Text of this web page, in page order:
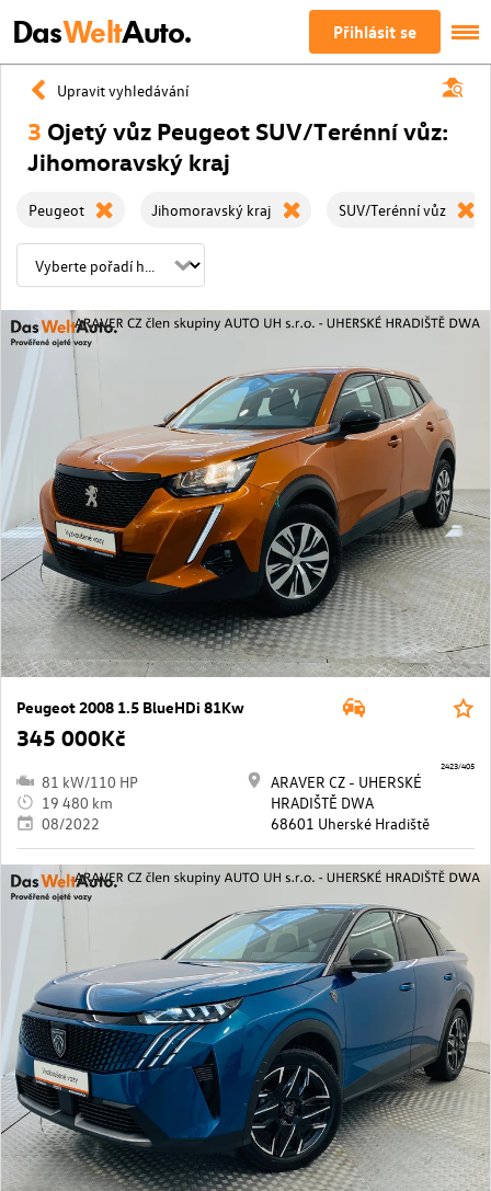
DasWeltAuto. Přihlásit se
Upravit vyhledávání
3 Ojetý vůz Peugeot SUV/Terénní vůz:
Jihomoravský kraj
Peugeot Jihomoravský kraj SUV/Terénní vůz
Peugeot 2008 1.5 BlueHDi 81Kw
345 000Kč
81 kW/110 HP
19 480 km
08/2022
ARAVER CZ - UHERSKÉ
HRADIŠTĚ DWA
68601 Uherské Hradiště
2423/405